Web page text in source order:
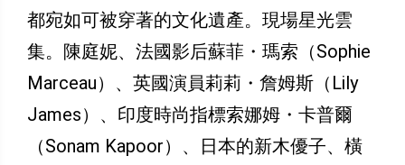
都宛如可被穿著的文化遺產。現場星光雲
集。陳庭妮、法國影后蘇菲・瑪索（Sophie
Marceau）、英國演員莉莉・詹姆斯（Lily
James）、印度時尚指標索娜姆・卡普爾
（Sonam Kapoor）、日本的新木優子、橫